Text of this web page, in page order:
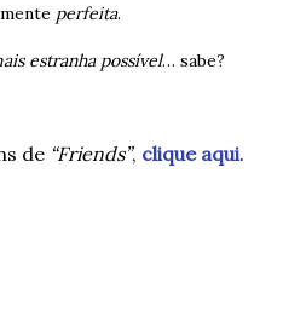
perfeita.
estranha possível… sabe?
de “Friends”, clique aqui.